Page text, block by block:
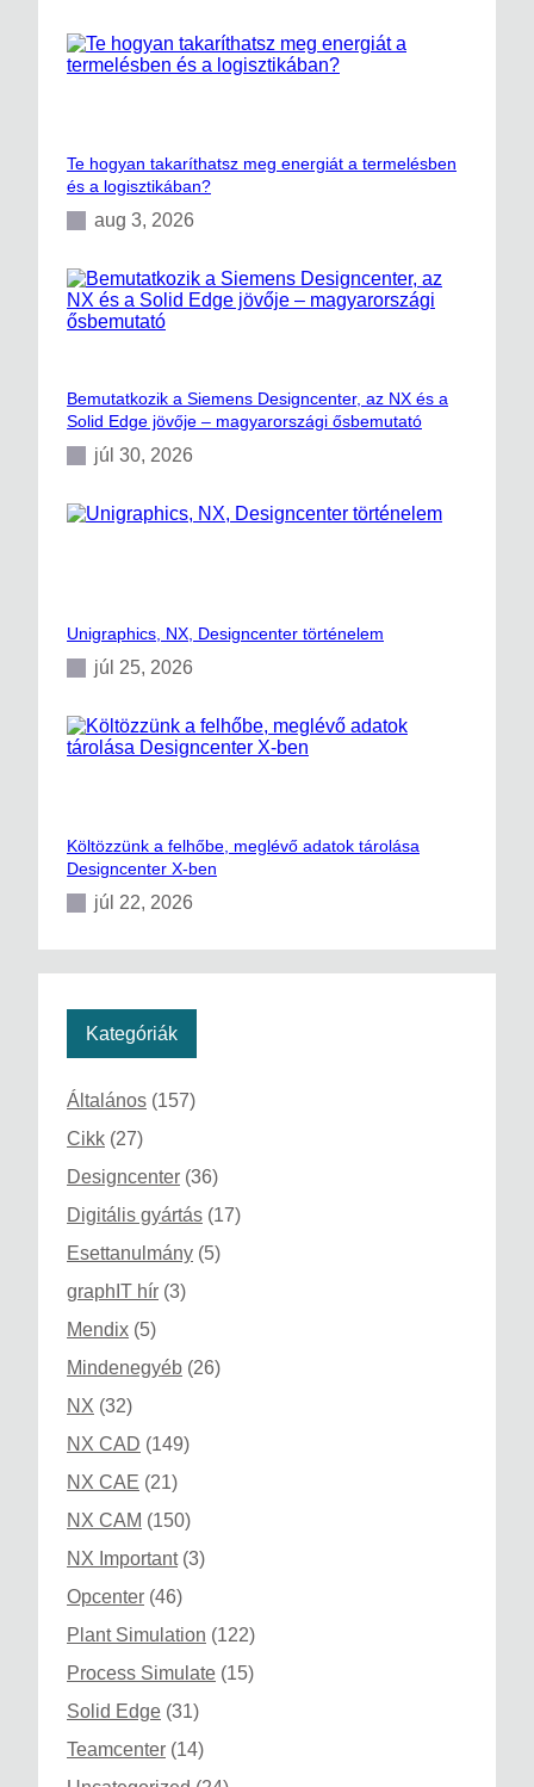
Te hogyan takaríthatsz meg energiát a termelésben
és a logisztikában?
aug 3, 2026
Bemutatkozik a Siemens Designcenter, az NX és a
Solid Edge jövője – magyarországi ősbemutató
júl 30, 2026
Unigraphics, NX, Designcenter történelem
júl 25, 2026
Költözzünk a felhőbe, meglévő adatok tárolása
Designcenter X-ben
júl 22, 2026
Kategóriák
Általános (157)
Cikk (27)
Designcenter (36)
Digitális gyártás (17)
Esettanulmány (5)
graphIT hír (3)
Mendix (5)
Mindenegyéb (26)
NX (32)
NX CAD (149)
NX CAE (21)
NX CAM (150)
NX Important(3)
Opcenter (46)
Plant Simulation (122)
Process Simulate (15)
Solid Edge (31)
Teamcenter (14)